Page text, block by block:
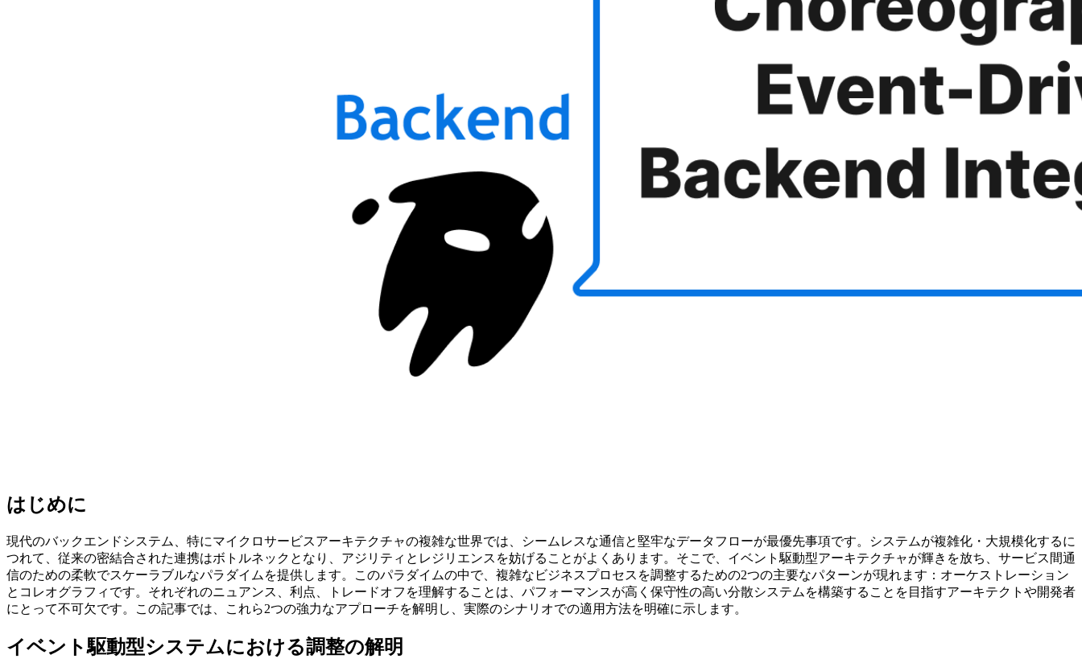
はじめに
現代のバックエンドシステム、特にマイクロサービスアーキテクチャの複雑な世界では、シームレスな通信と堅牢なデータフローが最優先事項です。システムが複雑化・大規模化するに
つれて、従来の密結合された連携はボトルネックとなり、アジリティとレジリエンスを妨げることがよくあります。そこで、イベント駆動型アーキテクチャが輝きを放ち、サービス間通
信のための柔軟でスケーラブルなパラダイムを提供します。このパラダイムの中で、複雑なビジネスプロセスを調整するための2つの主要なパターンが現れます：オーケストレーション
とコレオグラフィです。それぞれのニュアンス、利点、トレードオフを理解することは、パフォーマンスが高く保守性の高い分散システムを構築することを目指すアーキテクトや開発者
にとって不可欠です。この記事では、これら2つの強力なアプローチを解明し、実際のシナリオでの適用方法を明確に示します。
イベント駆動型システムにおける調整の解明